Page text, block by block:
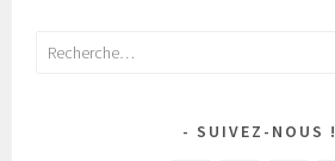
Rechercher :
SUIVEZ-NOUS !